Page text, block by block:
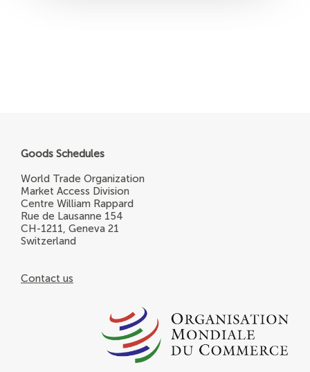
Goods Schedules
World Trade Organization
Market Access Division
Centre William Rappard
Rue de Lausanne 154
CH-1211, Geneva 21
Switzerland
Contact us